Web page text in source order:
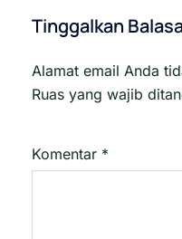
Tinggalkan
Alamat email Anda
Ruas yang wajib
Komentar *